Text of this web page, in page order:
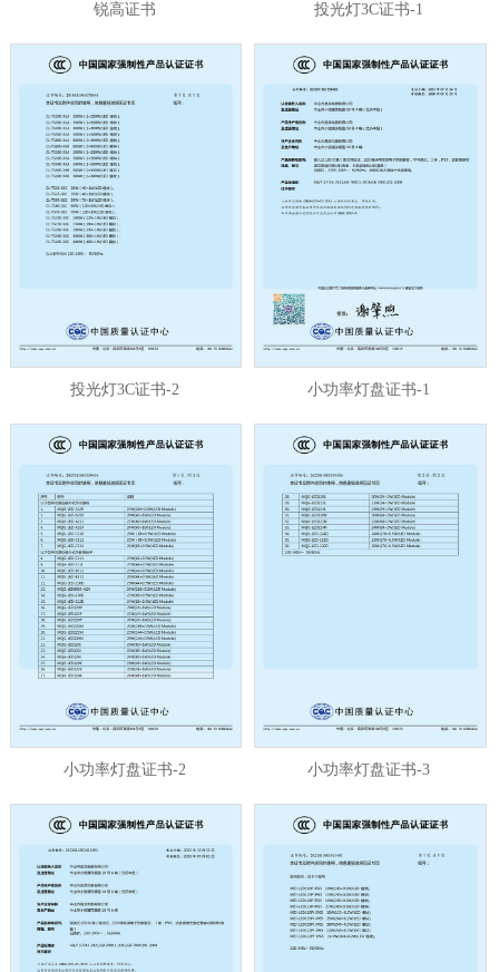
锐高证书 投光灯3C证书-1
投光灯3C证书-2 小功率灯盘证书-1
小功率灯盘证书-2 小功率灯盘证书-3